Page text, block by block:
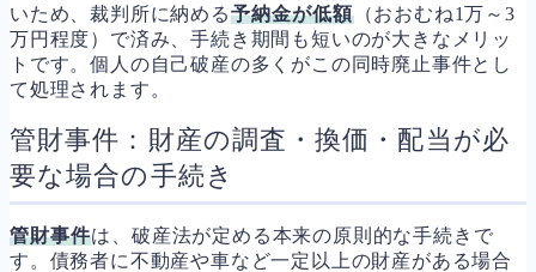
いため、裁判所に納める予納金が低額（おおむね1万～3
万円程度）で済み、手続き期間も短いのが大きなメリッ
トです。個人の自己破産の多くがこの同時廃止事件とし
て処理されます。
管財事件：財産の調査・換価・配当が必
要な場合の手続き
管財事件は、破産法が定める本来の原則的な手続きで
す。債務者に不動産や車など一定以上の財産がある場合